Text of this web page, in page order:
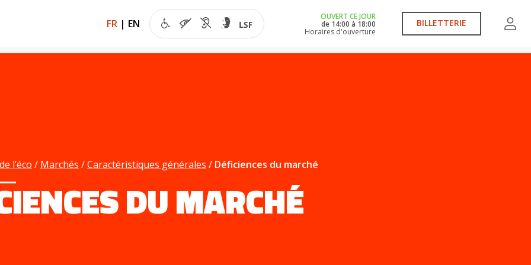
FR | EN
OUVERT CE JOUR
de 14:00 à 18:00
Horaires d'ouverture
BILLETTERIE
l’éco Marchés Caractéristiques générales Déficiences du marché
DU MARCHÉ